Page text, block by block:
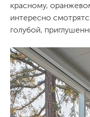
красному,
интересно
голубой,